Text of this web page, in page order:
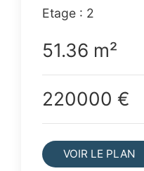
Etage : 2
51.36 m²
220000 €
VOIR LE PLAN